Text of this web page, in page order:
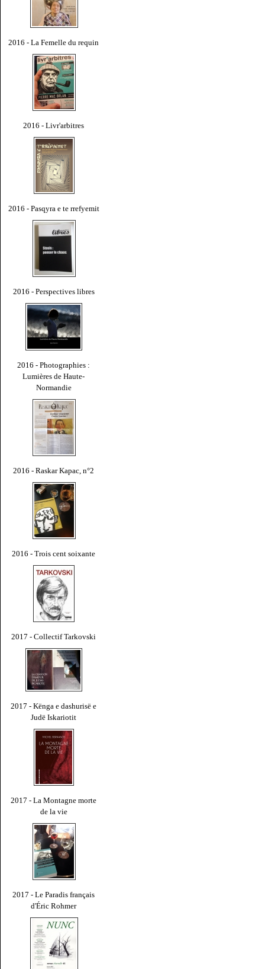
2016 - La Femelle du requin
2016 - Livr'arbitres
2016 - Pasqyra e te rrefyemit
2016 - Perspectives libres
2016 - Photographies :
Lumières de Haute-
Normandie
2016 - Raskar Kapac, n°2
2016 - Trois cent soixante
2017 - Collectif Tarkovski
2017 - Kënga e dashurisë e
Judë Iskariotit
2017 - La Montagne morte
de la vie
2017 - Le Paradis français
d'Éric Rohmer